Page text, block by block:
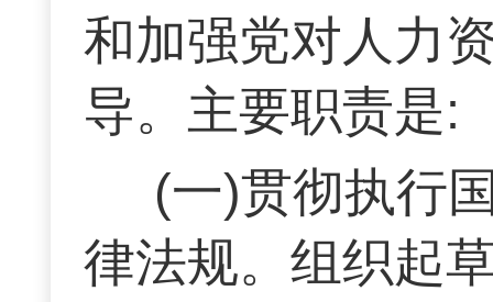
和加强党对人力
导。主要职责是:
(一)贯彻执行
律法规。组织起